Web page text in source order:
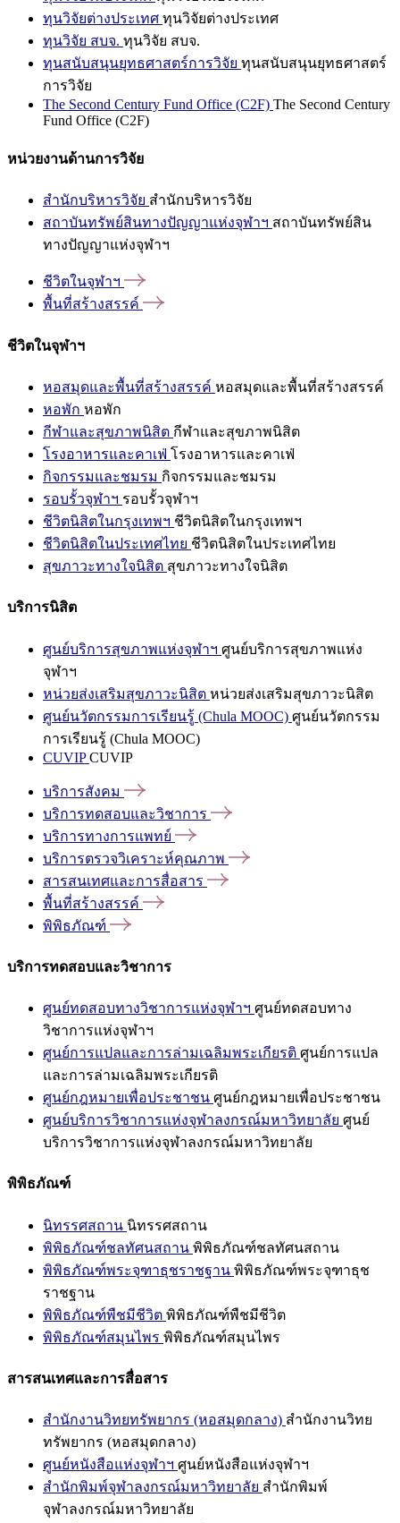
ทุนวิจัยต่างประเทศ ทุนวิจัยต่างประเทศ
ทุนวิจัย สบจ. ทุนวิจัย สบจ.
ทุนสนับสนุนยุทธศาสตร์การวิจัย ทุนสนับสนุนยุทธศาสตร์
การวิจัย
The Second Century Fund Office (C2F) The Second Century
Fund Office (C2F)
หน่วยงานด้านการวิจัย
สำนักบริหารวิจัย สำนักบริหารวิจัย
สถาบันทรัพย์สินทางปัญญาแห่งจุฬาฯ สถาบันทรัพย์สิน
ทางปัญญาแห่งจุฬาฯ
ชีวิตในจุฬาฯ
พื้นที่สร้างสรรค์
ชีวิตในจุฬาฯ
หอสมุดและพื้นที่สร้างสรรค์ หอสมุดและพื้นที่สร้างสรรค์
หอพัก หอพัก
กีฬาและสุขภาพนิสิต กีฬาและสุขภาพนิสิต
โรงอาหารและคาเฟ่ โรงอาหารและคาเฟ่
กิจกรรมและชมรม กิจกรรมและชมรม
รอบรั้วจุฬาฯ รอบรั้วจุฬาฯ
ชีวิตนิสิตในกรุงเทพฯ ชีวิตนิสิตในกรุงเทพฯ
ชีวิตนิสิตในประเทศไทย ชีวิตนิสิตในประเทศไทย
สุขภาวะทางใจนิสิต สุขภาวะทางใจนิสิต
บริการนิสิต
ศูนย์บริการสุขภาพแห่งจุฬาฯ ศูนย์บริการสุขภาพแห่ง
จุฬาฯ
หน่วยส่งเสริมสุขภาวะนิสิต หน่วยส่งเสริมสุขภาวะนิสิต
ศูนย์นวัตกรรมการเรียนรู้ (Chula MOOC) ศูนย์นวัตกรรม
การเรียนรู้ (Chula MOOC)
CUVIPCUVIP
บริการสังคม
บริการทดสอบและวิชาการ
บริการทางการแพทย์
บริการตรวจวิเคราะห์คุณภาพ
สารสนเทศและการสื่อสาร
พื้นที่สร้างสรรค์
พิพิธภัณฑ์
บริการทดสอบและวิชาการ
ศูนย์ทดสอบทางวิชาการแห่งจุฬาฯ ศูนย์ทดสอบทาง
วิชาการแห่งจุฬาฯ
ศูนย์การแปลและการล่ามเฉลิมพระเกียรติ ศูนย์การแปล
และการล่ามเฉลิมพระเกียรติ
ศูนย์กฎหมายเพื่อประชาชน ศูนย์กฎหมายเพื่อประชาชน
ศูนย์บริการวิชาการแห่งจุฬาลงกรณ์มหาวิทยาลัย ศูนย์
บริการวิชาการแห่งจุฬาลงกรณ์มหาวิทยาลัย
พิพิธภัณฑ์
นิทรรศสถาน นิทรรศสถาน
พิพิธภัณฑ์ชลทัศนสถาน พิพิธภัณฑ์ชลทัศนสถาน
พิพิธภัณฑ์พระจุฑาธุชราชฐาน พิพิธภัณฑ์พระจุฑาธุช
ราชฐาน
พิพิธภัณฑ์พืชมีชีวิต พิพิธภัณฑ์พืชมีชีวิต
พิพิธภัณฑ์สมุนไพร พิพิธภัณฑ์สมุนไพร
สารสนเทศและการสื่อสาร
สำนักงานวิทยทรัพยากร (หอสมุดกลาง) สำนักงานวิทย
ทรัพยากร (หอสมุดกลาง)
ศูนย์หนังสือแห่งจุฬาฯ ศูนย์หนังสือแห่งจุฬาฯ
สำนักพิมพ์จุฬาลงกรณ์มหาวิทยาลัย สำนักพิมพ์
จุฬาลงกรณ์มหาวิทยาลัย